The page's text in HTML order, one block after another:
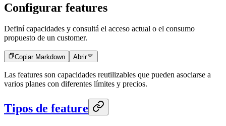
Configurar features
Definí capacidades y consultá el acceso actual o el consumo
propuesto de un customer.
Copiar Markdown Abrir
Las features son capacidades reutilizables que pueden asociarse a
varios planes con diferentes límites y precios.
Tipos de feature